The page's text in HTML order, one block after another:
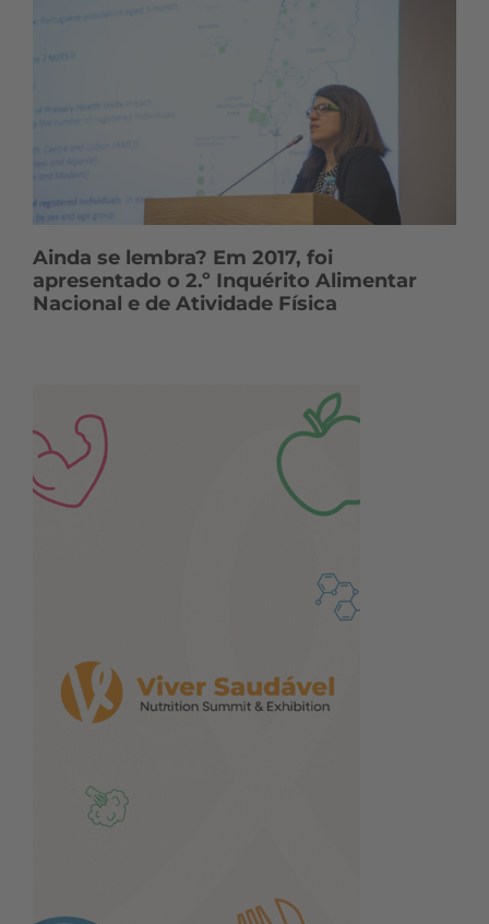
Ainda se lembra? Em 2017, foi
apresentado o 2.º Inquérito Alimentar
Nacional e de Atividade Física